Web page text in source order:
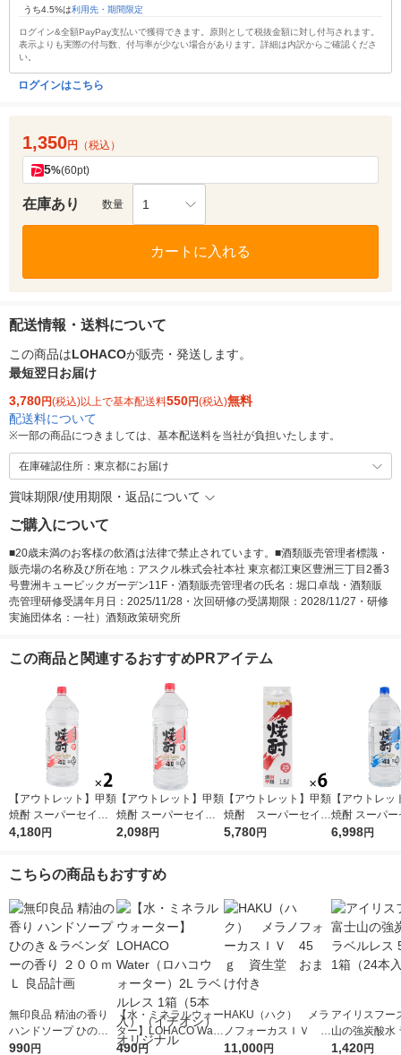
うち4.5%は利用先・期間限定
ログイン&全額PayPay支払いで獲得できます。原則として税抜金額に対し付与されます。
表示よりも実際の付与数、付与率が少ない場合があります。詳細は内訳からご確認くださ
い。
ログインはこちら
1,350円 （税込）
5%(60pt)
在庫あり 数量 1
カートに入れる
配送情報・送料について
この商品はLOHACOが販売・発送します。
最短翌日お届け
3,780円(税込)以上で基本配送料550円(税込)無料
配送料について
※一部の商品につきましては、基本配送料を当社が負担いたします。
在庫確認住所：東京都にお届け
賞味期限/使用期限・返品について
ご購入について
■20歳未満のお客様の飲酒は法律で禁止されています。■酒類販売管理者標識・
販売場の名称及び所在地：アスクル株式会社本社 東京都江東区豊洲三丁目2番3
号豊洲キュービックガーデン11F・酒類販売管理者の氏名：堀口卓哉・酒類販
売管理研修受講年月日：2025/11/28・次回研修の受講期限：2028/11/27・研修
実施団体名：一社）酒類政策研究所
この商品と関連するおすすめPRアイテム
【アウトレット】甲類
焼酎 スーパーセイカ
25度 4L 1セット（2
4,180円
【アウトレット】甲類
焼酎 スーパーセイカ
25度 4L 1本 東亜酒造
2,098円
【アウトレット】甲類
焼酎 スーパーセイカ
25度 1.8L 1800ml
5,780円
【アウトレッ
焼酎 スーパー
20度 4L 1セ
6,998円
こちらの商品もおすすめ
無印良品 精油の香り
ハンドソープ ひのき
＆ラベンダーの香り
990円
【水・ミネラルウォー
ター】LOHACO Wate
r（ロハコウォータ
490円
HAKU（ハク） メラ
ノフォーカスＩＶ 4
5ｇ 資生堂 おまけ
11,000円
アイリスフー
山の強炭酸水
レス 500ml 1
1,420円